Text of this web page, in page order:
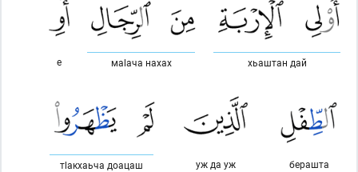
хьаштан дай
маlача нахах
е
берашта
уж да уж
тlакхаьча доацаш